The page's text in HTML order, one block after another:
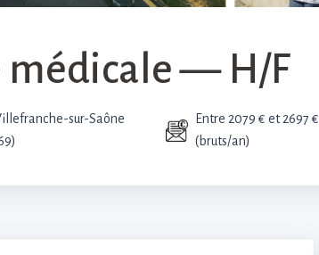
médicale — H/F
sur-Saône
Entre 2079 € et 2697 €
(bruts/an)